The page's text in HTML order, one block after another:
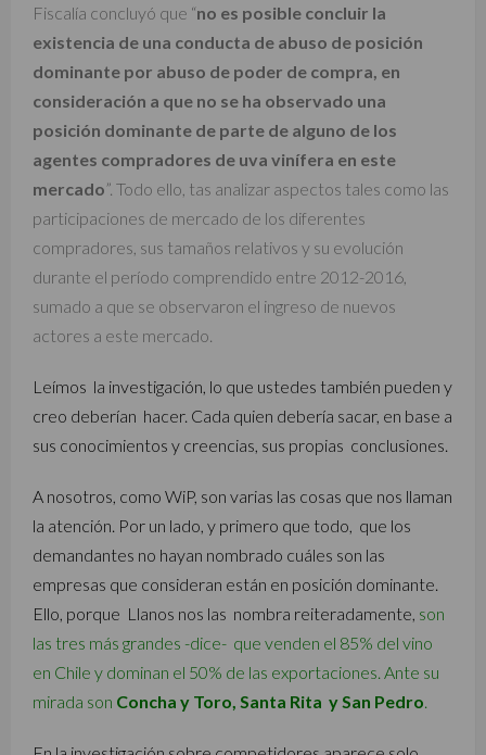
Fiscalía concluyó que “no es posible concluir la
existencia de una conducta de abuso de posición
dominante por abuso de poder de compra, en
consideración a que no se ha observado una
posición dominante de parte de alguno de los
agentes compradores de uva vinífera en este
mercado”. Todo ello, tas analizar aspectos tales como las
participaciones de mercado de los diferentes
compradores, sus tamaños relativos y su evolución
durante el período comprendido entre 2012-2016,
sumado a que se observaron el ingreso de nuevos
actores a este mercado.
Leímos la investigación, lo que ustedes también pueden y
creo deberían hacer. Cada quien debería sacar, en base a
sus conocimientos y creencias, sus propias conclusiones.
A nosotros, como WiP, son varias las cosas que nos llaman
la atención. Por un lado, y primero que todo, que los
demandantes no hayan nombrado cuáles son las
empresas que consideran están en posición dominante.
Ello, porque Llanos nos las nombra reiteradamente, son
las tres más grandes -dice- que venden el 85% del vino
en Chile y dominan el 50% de las exportaciones. Ante su
mirada son Concha y Toro, Santa Rita y San Pedro